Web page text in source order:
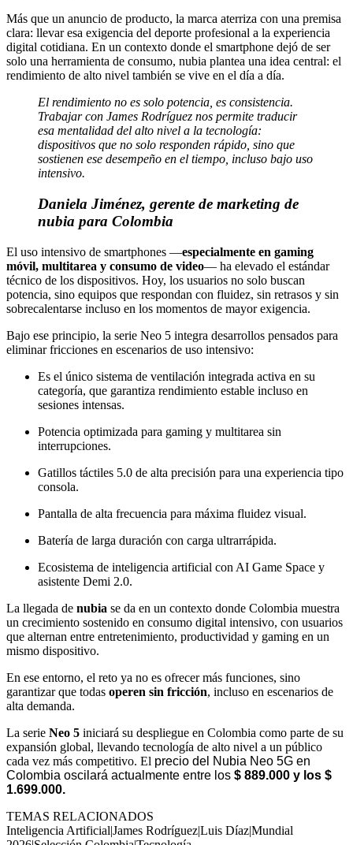
Más que un anuncio de producto, la marca aterriza con una premisa
clara: llevar esa exigencia del deporte profesional a la experiencia
digital cotidiana. En un contexto donde el smartphone dejó de ser
solo una herramienta de consumo, nubia plantea una idea central: el
rendimiento de alto nivel también se vive en el día a día.
El rendimiento no es solo potencia, es consistencia.
Trabajar con James Rodríguez nos permite traducir
esa mentalidad del alto nivel a la tecnología:
dispositivos que no solo responden rápido, sino que
sostienen ese desempeño en el tiempo, incluso bajo uso
intensivo.
Daniela Jiménez, gerente de marketing de
nubia para Colombia
El uso intensivo de smartphones —especialmente en gaming
móvil, multitarea y consumo de video— ha elevado el estándar
técnico de los dispositivos. Hoy, los usuarios no solo buscan
potencia, sino equipos que respondan con fluidez, sin retrasos y sin
sobrecalentarse incluso en los momentos de mayor exigencia.
Bajo ese principio, la serie Neo 5 integra desarrollos pensados para
eliminar fricciones en escenarios de uso intensivo:
Es el único sistema de ventilación integrada activa en su
categoría, que garantiza rendimiento estable incluso en
sesiones intensas.
Potencia optimizada para gaming y multitarea sin
interrupciones.
Gatillos táctiles 5.0 de alta precisión para una experiencia tipo
consola.
Pantalla de alta frecuencia para máxima fluidez visual.
Batería de larga duración con carga ultrarrápida.
Ecosistema de inteligencia artificial con AI Game Space y
asistente Demi 2.0.
La llegada de nubia se da en un contexto donde Colombia muestra
un crecimiento sostenido en consumo digital intensivo, con usuarios
que alternan entre entretenimiento, productividad y gaming en un
mismo dispositivo.
En ese entorno, el reto ya no es ofrecer más funciones, sino
garantizar que todas operen sin fricción, incluso en escenarios de
alta demanda.
La serie Neo 5 iniciará su despliegue en Colombia como parte de su
expansión global, llevando tecnología de alto nivel a un público
cada vez más competitivo. El precio del Nubia Neo 5G en
Colombia oscilará actualmente entre los $ 889.000 y los $
1.699.000.
TEMAS RELACIONADOS
Inteligencia Artificial|James Rodríguez|Luis Díaz|Mundial